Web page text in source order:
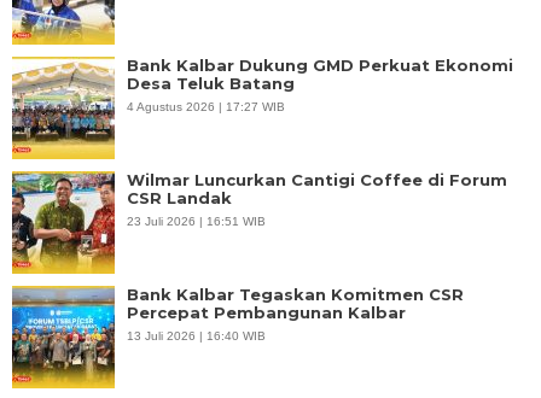
Bank Kalbar Dukung GMD Perkuat Ekonomi
Desa Teluk Batang
4 Agustus 2026 | 17:27 WIB
Wilmar Luncurkan Cantigi Coffee di Forum
CSR Landak
23 Juli 2026 | 16:51 WIB
Bank Kalbar Tegaskan Komitmen CSR
Percepat Pembangunan Kalbar
13 Juli 2026 | 16:40 WIB